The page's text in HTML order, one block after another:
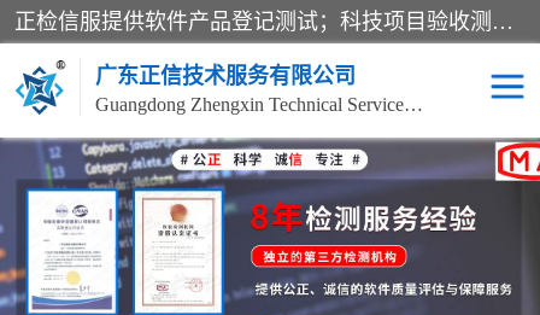
正检信服提供软件产品登记测试；科技项目验收测试；产品确认测试；功能测试；性能测试；安全测试；代码审计测试；漏洞扫描测试；渗透测试；风险评估测试；信息安全等级保护测评；双软认定；实验室建设质量体系建设；软件着作权、软件评测等服务。
广东正信技术服务有限公司
Guangdong Zhengxin Technical Service Co., Ltd
电子政务验收测评 数字信息化验收测评
应用软件系统测试 信息系统漏洞扫描